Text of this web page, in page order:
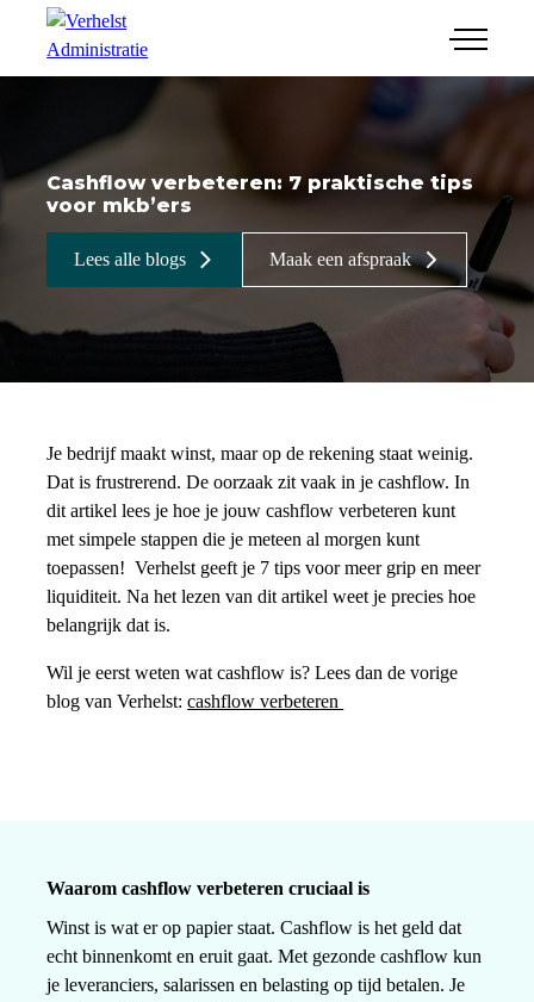
menu
Financiële administratie
Salaris & HR
Jaarrekeningen
Belastingaangifte
Bedrijfsopvolging
Online administratie
Combi jr-adviseur/ICT
Junior-adviseur
ICT-medewerker
Werkwijze
Cashflow verbeteren: 7 praktische tips
voor mkb’ers
Lees alle blogs Maak een afspraak
Je bedrijf maakt winst, maar op de rekening staat weinig.
Dat is frustrerend. De oorzaak zit vaak in je cashflow. In
dit artikel lees je hoe je jouw cashflow verbeteren kunt
met simpele stappen die je meteen al morgen kunt
toepassen! Verhelst geeft je 7 tips voor meer grip en meer
liquiditeit. Na het lezen van dit artikel weet je precies hoe
belangrijk dat is.
Wil je eerst weten wat cashflow is? Lees dan de vorige
blog van Verhelst:cashflow verbeteren
Waarom cashflow verbeteren cruciaal is
Winst is wat er op papier staat. Cashflow is het geld dat
echt binnenkomt en eruit gaat. Met gezonde cashflow kun
je leveranciers, salarissen en belasting op tijd betalen. Je